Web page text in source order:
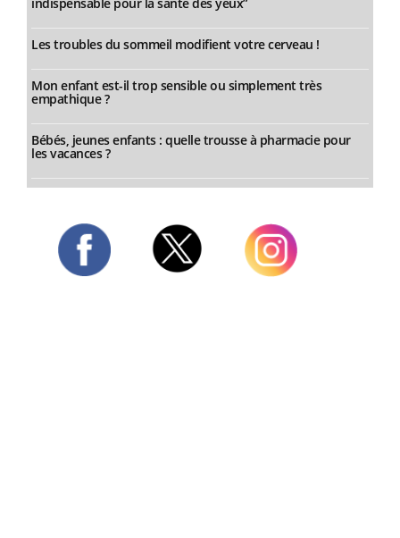
Les troubles du sommeil modifient votre cerveau !
Mon enfant est-il trop sensible ou simplement très
empathique ?
Bébés, jeunes enfants : quelle trousse à pharmacie pour
les vacances ?